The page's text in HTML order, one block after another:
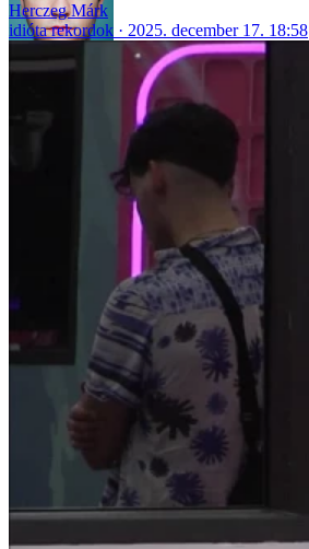
Herczeg Márk
idióta rekordok
2025. december 17. 18:58